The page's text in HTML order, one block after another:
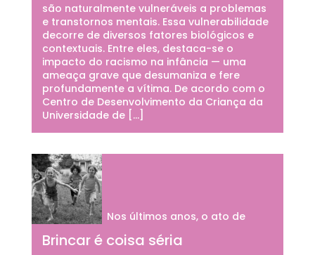
são naturalmente vulneráveis a problemas
e transtornos mentais. Essa vulnerabilidade
decorre de diversos fatores biológicos e
contextuais. Entre eles, destaca-se o
impacto do racismo na infância — uma
ameaça grave que desumaniza e fere
profundamente a vítima. De acordo com o
Centro de Desenvolvimento da Criança da
Universidade de […]
Brincar é coisa séria
Nos últimos anos, o ato de